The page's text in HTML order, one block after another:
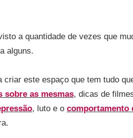
a quantidade de vezes que
alguns.
este espaço que tem tudo
sobre as mesmas, dicas de
, luto e o comportamento